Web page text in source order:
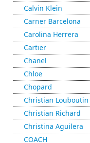
Calvin Klein
Carner Barcelona
Carolina Herrera
Cartier
Chanel
Chloe
Chopard
Christian Louboutin
Christian Richard
Christina Aguilera
COACH